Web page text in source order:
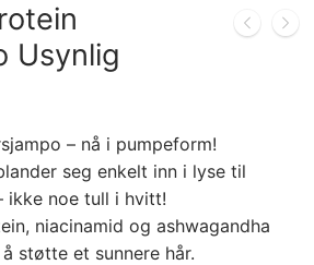
Usynlig
– nå i pumpeform!
seg enkelt inn i lyse til
ikke noe tull i hvitt!
niacinamid og ashwagandha
støtte et sunnere hår.